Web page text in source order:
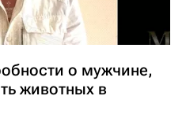
о мужчине,
животных в